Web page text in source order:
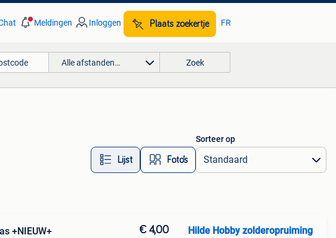
Meldingen Inloggen Plaats zoekertje FR
Alle afstanden… Zoek
Lijst Foto’s
Sorteer op
+NIEUW+
€ 4,00 Hilde Hobby zolderopruiming